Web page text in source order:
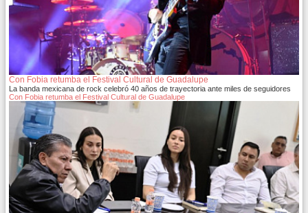
Con Fobia retumba el Festival Cultural de Guadalupe
La banda mexicana de rock celebró 40 años de trayectoria ante miles de seguidores
Con Fobia retumba el Festival Cultural de Guadalupe